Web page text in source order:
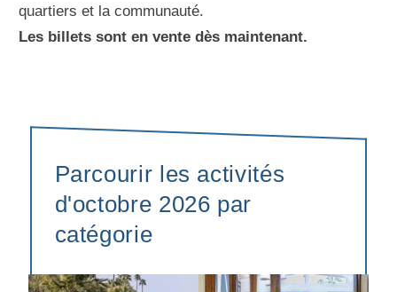
quartiers et la communauté.
Les billets sont en vente dès maintenant.
Parcourir les activités
d'octobre 2026 par
catégorie